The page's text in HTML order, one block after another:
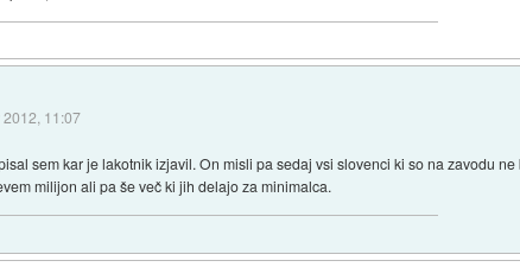
11:07
sem kar je lakotnik izjavil. On misli pa sedaj vsi slovenci ki so na zavodu
milijon ali pa še več ki jih delajo za minimalca.